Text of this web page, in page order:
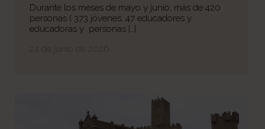
Durante los meses de mayo y junio, más de 420
personas ( 373 jóvenes, 47 educadores y
educadoras y personas […]